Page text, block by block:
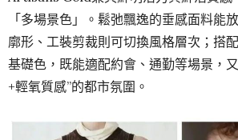
「多場景色」。鬆弛飄逸的垂感面料能
廓形、工裝剪裁則可切換風格層次；搭
基礎色，既能適配約會、通勤等場景，
+輕氧質感”的都市氛圍。